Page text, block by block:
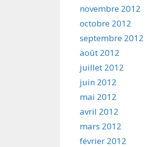
novembre 2012
octobre 2012
septembre 2012
août 2012
juillet 2012
juin 2012
mai 2012
avril 2012
mars 2012
février 2012